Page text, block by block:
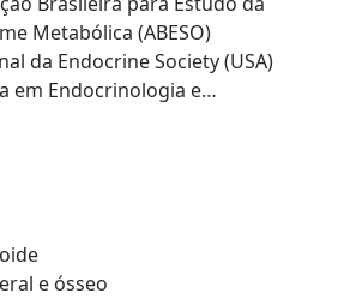
Metabólica (ABESO)
da Endocrine Society (USA)
em Endocrinologia e
Brasileira de
Endocrinologia e Metabologia
Público Estadual( IAMSPE)
Clínica Médica pela Sociedade
2016)
e ósseo